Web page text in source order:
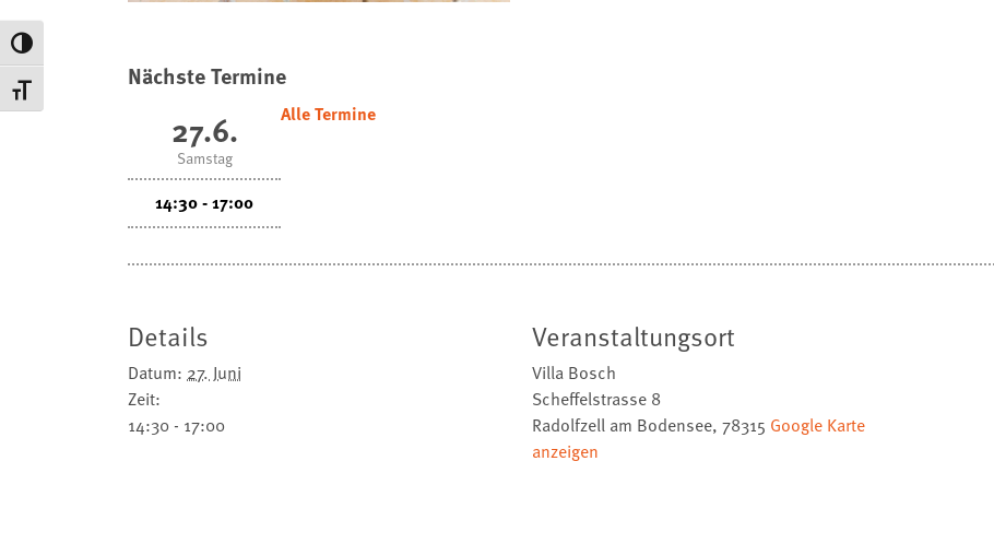
Umschalten auf hohe Kontraste
Schrift vergrößern
Nächste Termine
27.6.
Samstag
14:30 - 17:00
Alle Termine
Details
Datum: 27. Juni
Zeit:
14:30 - 17:00
Veranstaltungsort
Villa Bosch
Scheffelstrasse 8
Radolfzell am Bodensee, 78315 Google Karte
anzeigen